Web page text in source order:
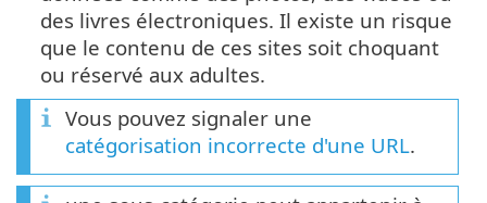
des livres électroniques. Il existe un risque
que le contenu de ces sites soit choquant
ou réservé aux adultes.
Vous pouvez signaler une
catégorisation incorrecte d'une URL.